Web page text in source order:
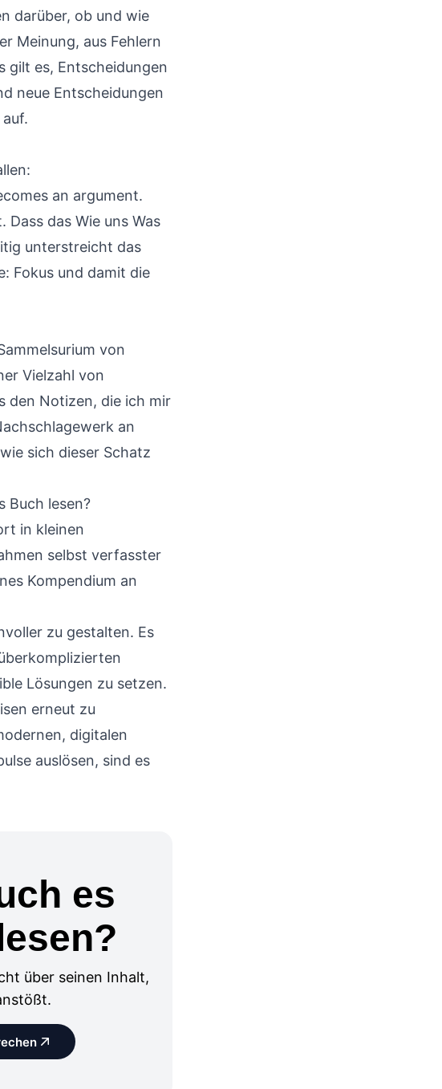
darüber, ob und wie
Meinung, aus Fehlern
gilt es, Entscheidungen
neue Entscheidungen
an argument.
das Wie uns Was
unterstreicht das
Fokus und damit die
von
Vielzahl von
den Notizen, die ich mir
an
sich dieser Schatz
Buch lesen?
in kleinen
selbst verfasster
Kompendium an
zu gestalten. Es
Lösungen zu setzen.
erneut zu
digitalen
auslösen, sind es
es
über seinen Inhalt,